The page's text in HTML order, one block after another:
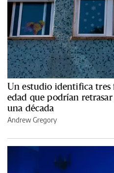
Un estudio identifica tres
edad que podrían
una década
Andrew Gregory